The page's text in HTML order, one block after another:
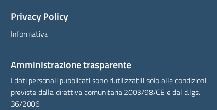
Privacy Policy
Informativa
Amministrazione trasparente
I dati personali pubblicati sono riutilizzabili solo alle condizioni
previste dalla direttiva comunitaria 2003/98/CE e dal d.lgs.
36/2006